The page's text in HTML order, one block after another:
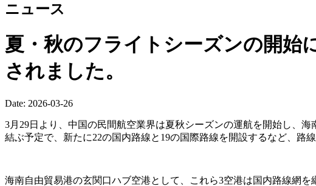
ニュース
夏・秋のフライトシーズンの開始
されました。
Date: 2026-03-26
3月29日より、中国の民間航空業界は夏秋シーズンの運航を開始し、
結ぶ予定で、新たに22の国内路線と19の国際路線を開設するなど、路線
海南自由貿易港の玄関口ハブ空港として、これら3空港は国内路線網